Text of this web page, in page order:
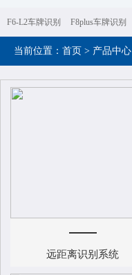
F6-L2车牌识别 F8plus车牌识别
当前位置： 首页 > 产品中心
远距离识别系统